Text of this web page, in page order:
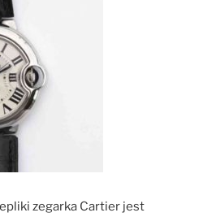
zegarka Cartier jest